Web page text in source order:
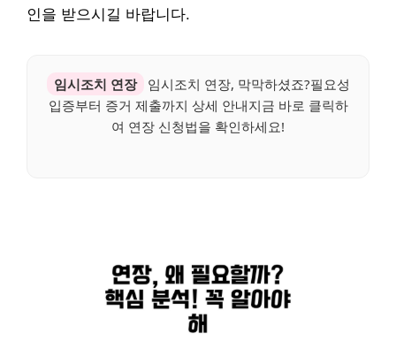
인을 받으시길 바랍니다.
임시조치 연장
임시조치 연장, 막막하셨죠?필요성
입증부터 증거 제출까지 상세 안내지금 바로 클릭하
여 연장 신청법을 확인하세요!